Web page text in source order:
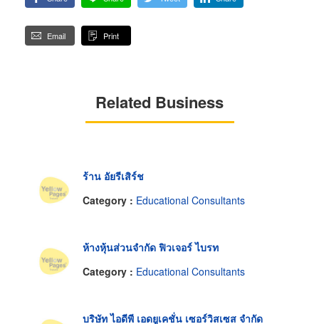
Email Print
Related Business
ร้าน อัยรีเสิร์ช
Category : Educational Consultants
ห้างหุ้นส่วนจำกัด ฟิวเจอร์ ไบรท
Category : Educational Consultants
บริษัท ไอดีพี เอดยูเคชั่น เซอร์วิสเซส จำกัด